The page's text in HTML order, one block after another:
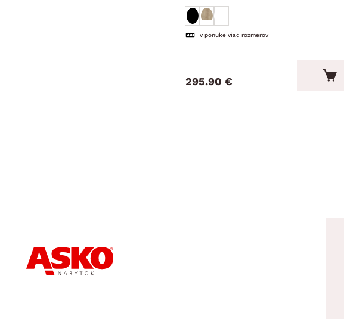
v ponuke viac rozmerov
295.90 €